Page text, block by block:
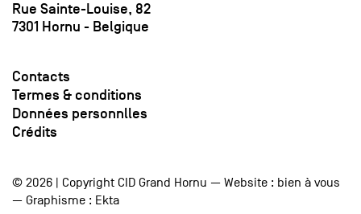
Rue Sainte-Louise, 82
7301 Hornu - Belgique
Contacts
Termes & conditions
Données personnlles
Crédits
© 2026 | Copyright CID Grand Hornu — Website : bien à vous
— Graphisme : Ekta